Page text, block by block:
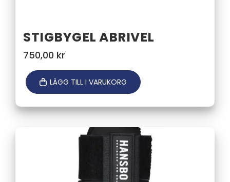
STIGBYGEL ABRIVEL
750,00 kr
LÄGG TILL I VARUKORG